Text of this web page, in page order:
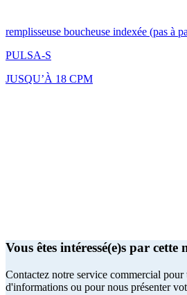
remplisseuse boucheuse indexée (pas à
PULSA-S
JUSQU’À 18 CPM
Vous êtes intéressé(e)s par cette
Contactez notre service commercial pour
d'informations ou pour nous présenter